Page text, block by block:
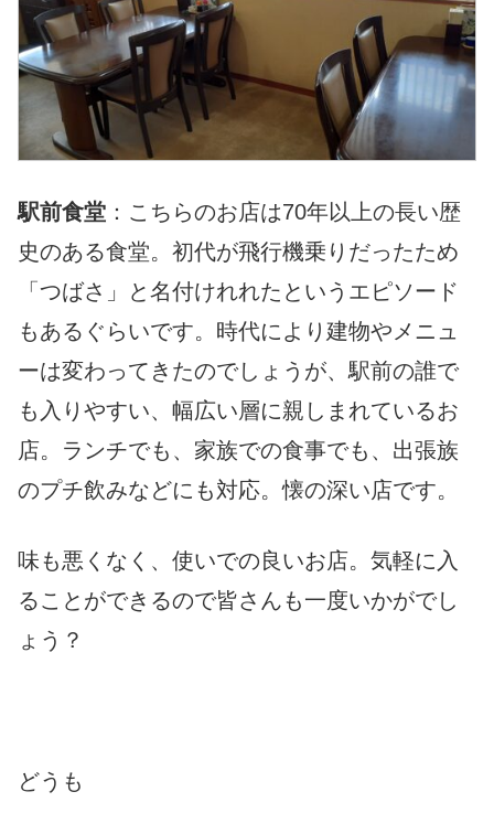
駅前食堂 ：こちらのお店は70年以上の長い歴
史のある食堂。初代が飛行機乗りだったため
「つばさ」と名付けれれたというエピソード
もあるぐらいです。時代により建物やメニュ
ーは変わってきたのでしょうが、駅前の誰で
も入りやすい、幅広い層に親しまれているお
店。ランチでも、家族での食事でも、出張族
のプチ飲みなどにも対応。懐の深い店です。
味も悪くなく、使いでの良いお店。気軽に入
ることができるので皆さんも一度いかがでし
ょう？
どうも